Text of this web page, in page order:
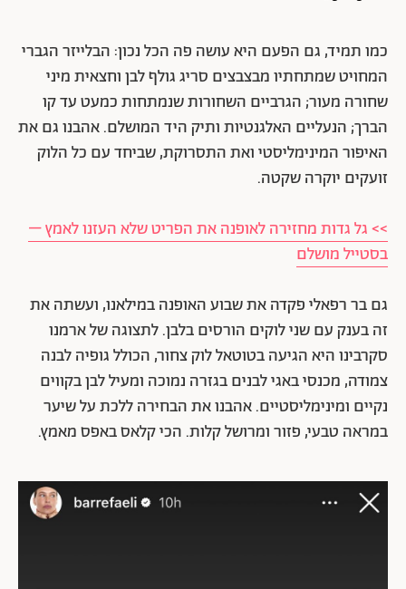
כמו תמיד, גם הפעם היא עושה פה הכל נכון: הבלייזר הגברי
המחויט שמתחתיו מבצבצים סריג גולף לבן וחצאית מיני
שחורה מעור; הגרביים השחורות שנמתחות כמעט עד קו
הברך; הנעליים האלגנטיות ותיק היד המושלם. אהבנו גם את
האיפור המינימליסטי ואת התסרוקת, שביחד עם כל הלוק
זועקים יוקרה שקטה.
>> גל גדות מחזירה לאופנה את הפריט שלא העזנו לאמץ –
בסטייל מושלם
גם בר רפאלי פקדה את שבוע האופנה במילאנו, ועשתה את
זה בענק עם שני לוקים הורסים בלבן. לתצוגה של ארמנו
סקרבינו היא הגיעה בטוטאל לוק צחור, הכולל גופיה לבנה
צמודה, מכנסי באגי לבנים בגזרה נמוכה ומעיל לבן בקווים
נקיים ומינימליסטיים. אהבנו את הבחירה ללכת על שיער
במראה טבעי, פזור ומרושל קלות. הכי קלאס באפס מאמץ.